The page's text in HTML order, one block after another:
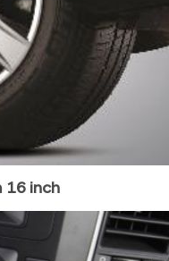
16 inch